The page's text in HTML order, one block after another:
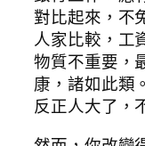
對比起來，不
人家比較，工
物質不重要，
康，諸如此類
反正人大了，